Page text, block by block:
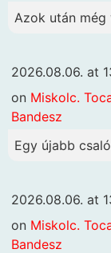
Azok után még
2026.08.06. at
on Miskolc.
Bandesz
Egy újabb
2026.08.06. at
on Miskolc.
Bandesz